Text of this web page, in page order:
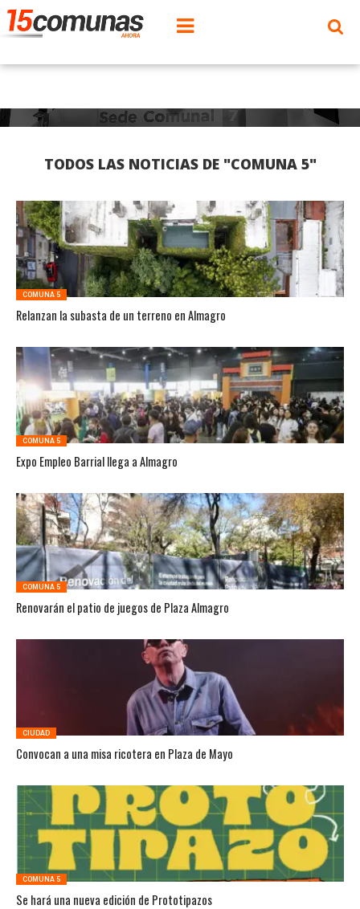
TODOS LAS NOTICIAS DE "COMUNA 5"
COMUNA 5
Relanzan la subasta de un terreno en Almagro
COMUNA 5
Expo Empleo Barrial llega a Almagro
COMUNA 5
Renovarán el patio de juegos de Plaza Almagro
CIUDAD
Convocan a una misa ricotera en Plaza de Mayo
COMUNA 5
Se hará una nueva edición de Prototipazos